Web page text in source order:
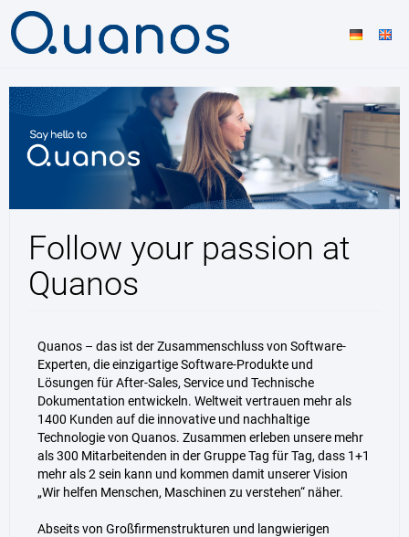
Follow your passion at
Quanos
Quanos – das ist der Zusammenschluss von Software-
Experten, die einzigartige Software-Produkte und
Lösungen für After-Sales, Service und Technische
Dokumentation entwickeln. Weltweit vertrauen mehr als
1400 Kunden auf die innovative und nachhaltige
Technologie von Quanos. Zusammen erleben unsere mehr
als 300 Mitarbeitenden in der Gruppe Tag für Tag, dass 1+1
mehr als 2 sein kann und kommen damit unserer Vision
„Wir helfen Menschen, Maschinen zu verstehen“ näher.
Abseits von Großfirmenstrukturen und langwierigen